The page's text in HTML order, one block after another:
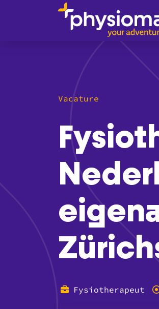
Vacature
Fysiotherapeut